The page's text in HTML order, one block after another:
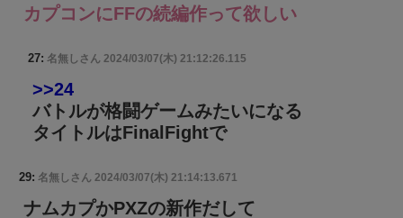
カプコンにFFの続編作って欲しい
27: 名無しさん 2024/03/07(木) 21:12:26.115
>>24
バトルが格闘ゲームみたいになる
タイトルはFinalFightで
29: 名無しさん 2024/03/07(木) 21:14:13.671
ナムカプかPXZの新作だして